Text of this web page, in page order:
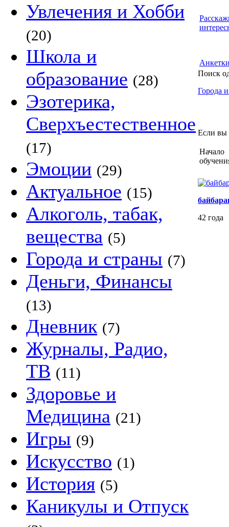
Увлечения и Хобби
(20)
Школа и
образование (28)
Эзотерика,
Сверхъестественное
(17)
Эмоции (29)
Актуальное (15)
Алкоголь, табак,
вещества (5)
Города и страны (7)
Деньги, Финансы
(13)
Дневник (7)
Журналы, Радио,
ТВ (11)
Здоровье и
Медицина (21)
Игры (9)
Искусство (1)
История (5)
Каникулы и Отпуск
Поиск
Города
Если вы
Начало
42 года